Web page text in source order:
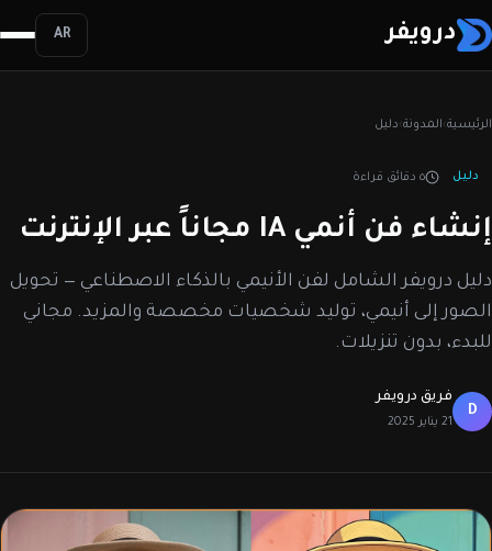
درويفر AR
الرئيسية المدونة دليل
دليل ٥ دقائق قراءة
إنشاء فن أنمي IA مجاناً عبر الإنترنت
دليل درويفر الشامل لفن الأنيمي بالذكاء الاصطناعي — تحويل
الصور إلى أنيمي، توليد شخصيات مخصصة والمزيد. مجاني
للبدء، بدون تنزيلات.
D
فريق درويفر
21 يناير 2025